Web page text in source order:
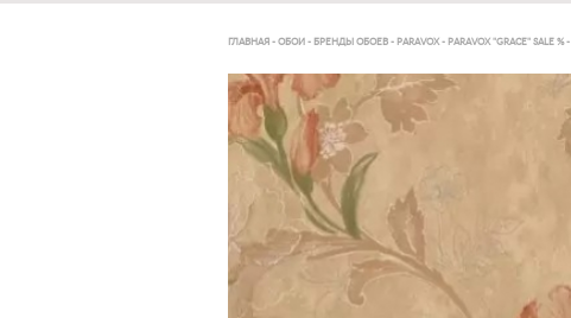
ГЛАВНАЯ - ОБОИ - БРЕНДЫ ОБОЕВ - PARAVOX- PARAVOX "GRACE" SALE %-